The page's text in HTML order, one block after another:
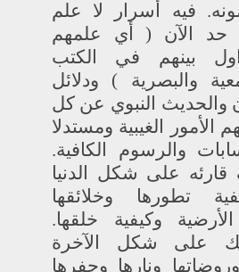
فيه أسرار لا علم
حد الآن ( أي علمهم
بينهم في الكتب
والبصرية ) ودلائل
والحديث النبوي عن كل
الأمور الغيبية ومستدلا
والرسوم الكافية.
على شكل الدنيا
تطورها وخلائقها
وكيفية خلقها.
على شكل الآخرة
ونارها وحفرها